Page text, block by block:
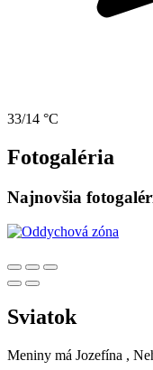
33/14 °C
Fotogaléria
Najnovšia
Sviatok
Meniny má Jozefína ,